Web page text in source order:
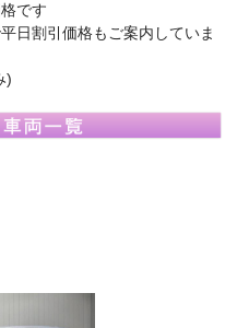
です
日割引価格もご案内していま
)